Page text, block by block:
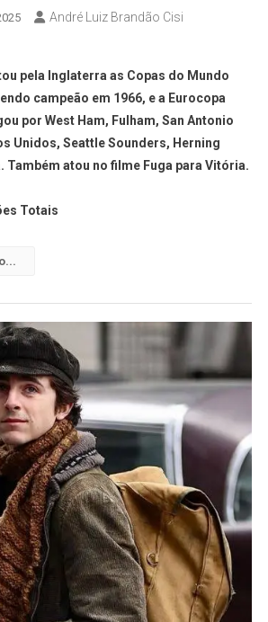
André Luiz Brandão Cisi
pela Inglaterra as Copas do Mundo
campeão em 1966, e a Eurocopa
por West Ham, Fulham, San Antonio
Unidos, Seattle Sounders, Herning
Também atou no filme Fuga para Vitória.
Totais